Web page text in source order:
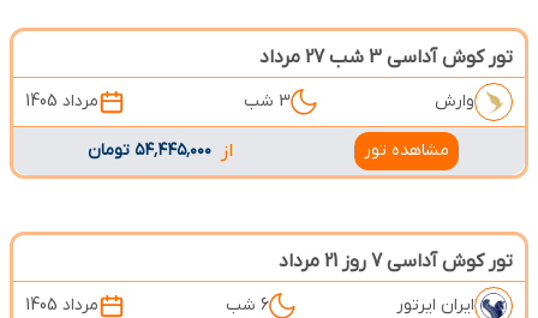
تور کوش آداسی 3 شب 27 مرداد
وارش 3 شب مرداد 1405
مشاهده تور از ۵۴٬۴۴۵٬۰۰۰ تومان
تور کوش آداسی 7 روز 21 مرداد
ایران ایرتور 6 شب مرداد 1405